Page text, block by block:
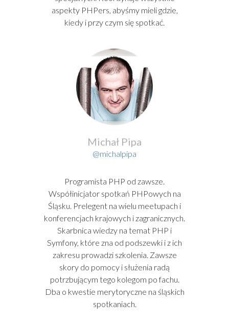
aspekty PHPers, abyśmy mieli gdzie,
kiedy i przy czym się spotkać.
Michał Pipa
@michalpipa
Programista PHP od zawsze.
Współinicjator spotkań PHPowych na
Śląsku. Prelegent na wielu meetupach i
konferencjach krajowych i zagranicznych.
Skarbnica wiedzy na temat PHP i
Symfony, które zna od podszewki i z ich
zakresu prowadzi szkolenia. Zawsze
skory do pomocy i służenia radą
potrzbującym tego kolegom po fachu.
Dba o kwestie merytoryczne na śląskich
spotkaniach.